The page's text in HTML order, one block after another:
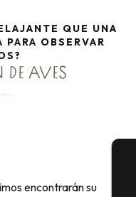
QUE UNA
OBSERVAR
AVES
encontrarán su